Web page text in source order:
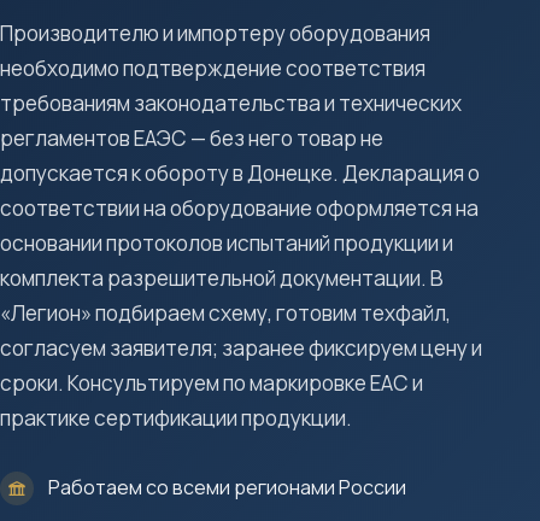
Производителю и импортеру оборудования
необходимо подтверждение соответствия
требованиям законодательства и технических
регламентов ЕАЭС — без него товар не
допускается к обороту в Донецке. Декларация о
соответствии на оборудование оформляется на
основании протоколов испытаний продукции и
комплекта разрешительной документации. В
«Легион» подбираем схему, готовим техфайл,
согласуем заявителя; заранее фиксируем цену и
сроки. Консультируем по маркировке ЕАС и
практике сертификации продукции.
Работаем со всеми регионами России